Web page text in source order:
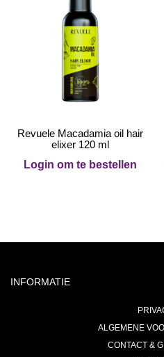
Revuele Macadamia oil hair
elixer 120 ml
Login om te bestellen
INFORMATIE
ALGEMENE
CONTACT &